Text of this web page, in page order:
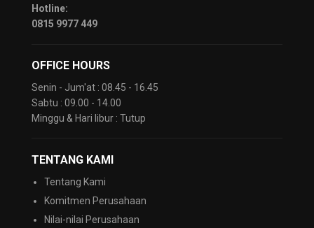
Hotline:
0815 9977 449
OFFICE HOURS
Senin - Jum'at : 08.45 - 16.45
Sabtu : 09.00 - 14.00
Minggu & Hari libur : Tutup
TENTANG KAMI
Tentang Kami
Komitmen Perusahaan
Nilai-nilai Perusahaan